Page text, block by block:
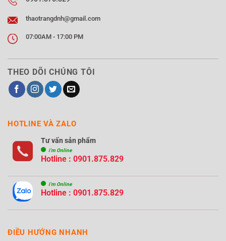
thaotrangdnh@gmail.com
07:00AM - 17:00 PM
THEO DÕI CHÚNG TÔI
HOTLINE VÀ ZALO
Tư vấn sản phẩm
i'm Online
Hotline : 0901.875.829
i'm Online
Hotline : 0901.875.829
ĐIỀU HƯỚNG NHANH